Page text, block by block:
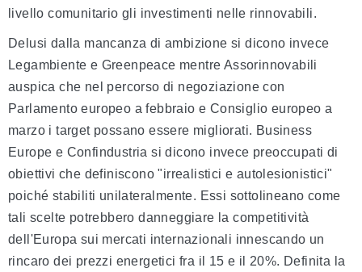
livello comunitario gli investimenti nelle rinnovabili.
Delusi dalla mancanza di ambizione si dicono invece
Legambiente e Greenpeace mentre Assorinnovabili
auspica che nel percorso di negoziazione con
Parlamento europeo a febbraio e Consiglio europeo a
marzo i target possano essere migliorati. Business
Europe e Confindustria si dicono invece preoccupati di
obiettivi che definiscono "irrealistici e autolesionistici"
poiché stabiliti unilateralmente. Essi sottolineano come
tali scelte potrebbero danneggiare la competitività
dell'Europa sui mercati internazionali innescando un
rincaro dei prezzi energetici fra il 15 e il 20%. Definita la